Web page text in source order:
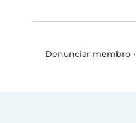
Denunciar membro•